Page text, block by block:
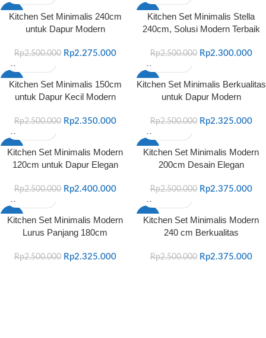
-9%
Kitchen Set Minimalis 240cm
untuk Dapur Modern
Rp2.500.000 Rp2.275.000
-8%Kitchen Set Minimalis Stella
240cm, Solusi Modern Terbaik
Rp2.500.000 Rp2.300.000
-6%
Kitchen Set Minimalis 150cm
untuk Dapur Kecil Modern
Rp2.500.000 Rp2.350.000
-7%
Kitchen Set Minimalis Berkualitas
untuk Dapur Modern
Rp2.500.000 Rp2.325.000
-4%
Kitchen Set Minimalis Modern
120cm untuk Dapur Elegan
Rp2.500.000 Rp2.400.000
-5%
Kitchen Set Minimalis Modern
200cm Desain Elegan
Rp2.500.000 Rp2.375.000
-7%
Kitchen Set Minimalis Modern
Lurus Panjang 180cm
Rp2.500.000 Rp2.325.000
-5%
Kitchen Set Minimalis Modern
240 cm Berkualitas
Rp2.500.000 Rp2.375.000